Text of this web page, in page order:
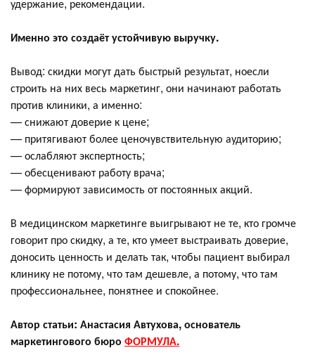
Именно это создаёт устойчивую выручку.
Вывод: скидки могут дать быстрый результат, ноесли
строить на них весь маркетинг, они начинают работать
против клиники, а именно:
— снижают доверие к цене;
— притягивают более ценочувствительную аудиторию;
— ослабляют экспертность;
— обесценивают работу врача;
— формируют зависимость от постоянных акций.
В медицинском маркетинге выигрывают не те, кто громче
говорит про скидку, а те, кто умеет выстраивать доверие,
доносить ценность и делать так, чтобы пациент выбирал
клинику не потому, что там дешевле, а потому, что там
профессиональнее, понятнее и спокойнее.
Автор статьи: Анастасия Автухова, основатель
маркетингового бюро ФОРМУЛА.